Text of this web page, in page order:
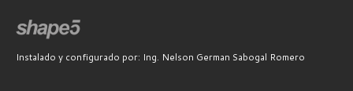
Instalado y configurado por: Ing. Nelson German Sabogal Romero